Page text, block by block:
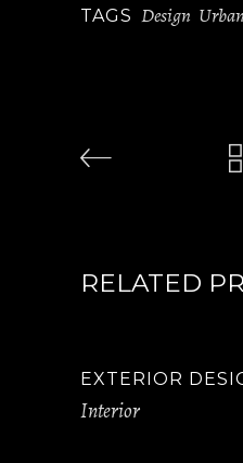
TAGS Design Urban
RELATED
EXTERIOR
Interior